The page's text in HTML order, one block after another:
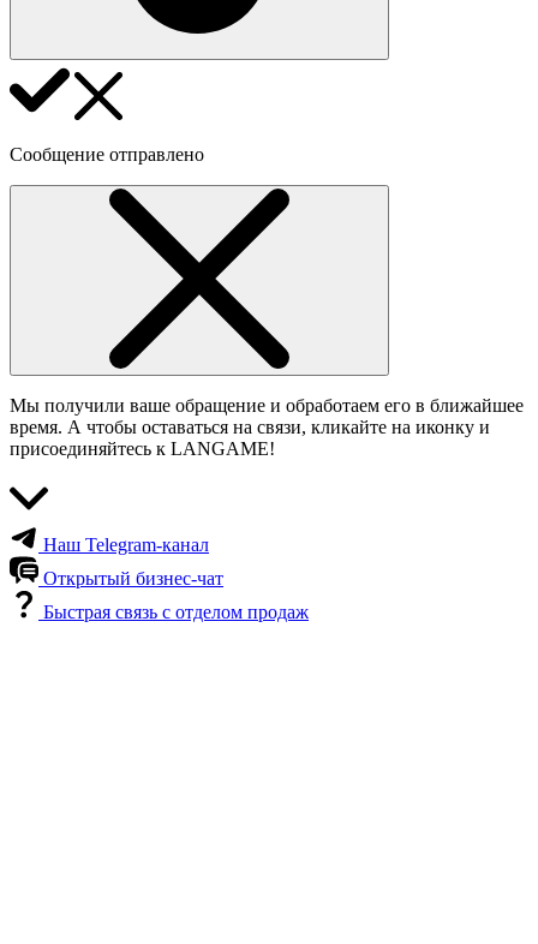
Сообщение отправлено
Мы получили ваше обращение и обработаем его в ближайшее
время. А чтобы оставаться на связи, кликайте на иконку и
присоединяйтесь к LANGAME!
Наш Telegram-канал
Открытый бизнес-чат
Быстрая связь с отделом продаж